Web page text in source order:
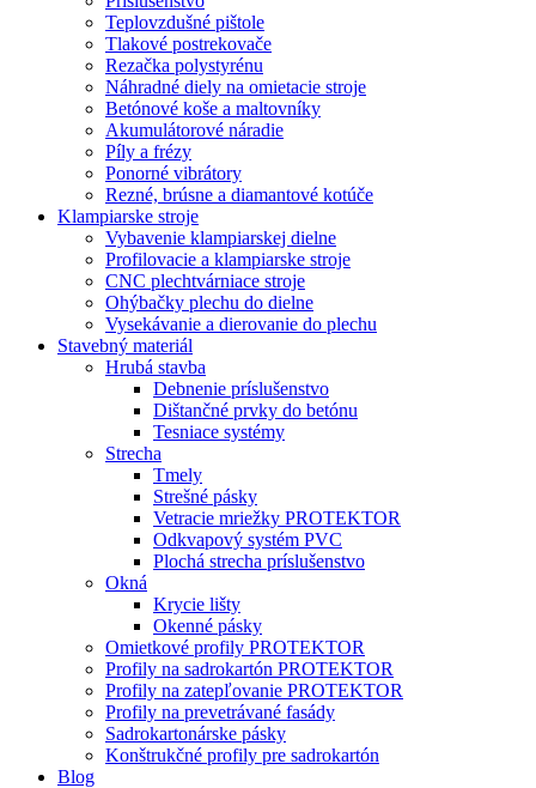
Teplovzdušné pištole
Tlakové postrekovače
Rezačka polystyrénu
Náhradné diely na omietacie stroje
Betónové koše a maltovníky
Akumulátorové náradie
Píly a frézy
Ponorné vibrátory
Rezné, brúsne a diamantové kotúče
Klampiarske stroje
Vybavenie klampiarskej dielne
Profilovacie a klampiarske stroje
CNC plechtvárniace stroje
Ohýbačky plechu do dielne
Vysekávanie a dierovanie do plechu
Stavebný materiál
Hrubá stavba
Debnenie príslušenstvo
Dištančné prvky do betónu
Tesniace systémy
Strecha
Tmely
Strešné pásky
Vetracie mriežky PROTEKTOR
Odkvapový systém PVC
Plochá strecha príslušenstvo
Okná
Krycie lišty
Okenné pásky
Omietkové profily PROTEKTOR
Profily na sadrokartón PROTEKTOR
Profily na zatepľovanie PROTEKTOR
Profily na prevetrávané fasády
Sadrokartonárske pásky
Konštrukčné profily pre sadrokartón
Blog